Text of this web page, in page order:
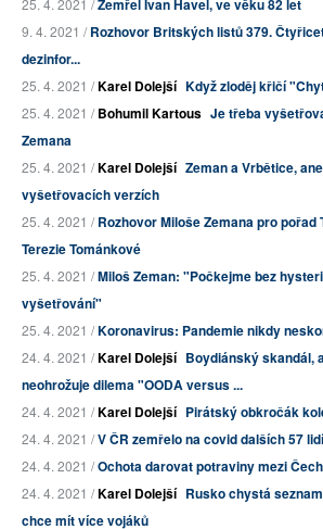
25. 4. 2021 /Zemřel Ivan Havel, ve věku 82 let
9. 4. 2021 /Rozhovor Britských listů 379.
dezinfor...
25. 4. 2021 /Karel Dolejší Když zloděj křičí
25. 4. 2021 /Bohumil Kartous Je třeba
Zemana
25. 4. 2021 /Karel Dolejší Zeman a Vrbětice,
vyšetřovacích verzích
25. 4. 2021 /Rozhovor Miloše Zemana pro pořad
Terezie Tománkové
25. 4. 2021 /Miloš Zeman: "Počkejme bez
vyšetřování"
25. 4. 2021 /Koronavirus: Pandemie nikdy
24. 4. 2021 /Karel Dolejší Boydiánský skandál,
neohrožuje dilema "OODA versus ...
24. 4. 2021 /Karel Dolejší Pirátský obkročák
24. 4. 2021 /V ČR zemřelo na covid dalších 57 lidí
24. 4. 2021 /Ochota darovat potraviny mezi
24. 4. 2021 /Karel Dolejší Rusko chystá
chce mít více vojáků